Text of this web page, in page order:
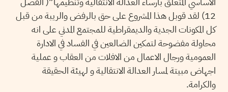
12) لقد قوبل هذا المشروع على حق بالرفض والريبة من قبل
كل المكونات الجدية والديمقراطية للمجتمع المدني على انه
محاولة مفضوحة لتمكين الضالعين في الفساد في الادارة
العمومية ورجال الاعمال من الافلات من العقاب و عملية
اجهاض مبيتة لمسار العدالة الانتقالية و لهيئة الحقيقة
والكرامة.